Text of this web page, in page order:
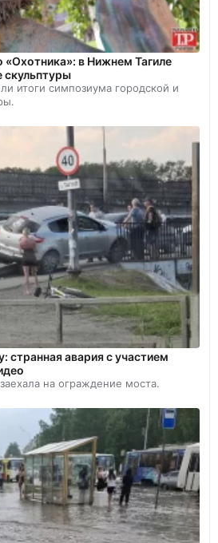
«Охотника»: в Нижнем Тагиле
скульптуры
итоги симпозиума городской и
странная авария с участием
на ограждение моста.